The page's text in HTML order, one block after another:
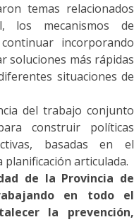
temas relacionados
los mecanismos de
incorporando
soluciones más rápidas
situaciones de
del trabajo conjunto
construir políticas
basadas en el
planificación articulada.
de la Provincia de
en todo el
la prevención,